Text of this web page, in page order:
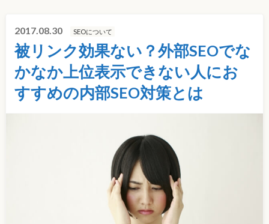
2017.08.30 SEOについて
被リンク効果ない？外部SEOでな
かなか上位表示できない人にお
すすめの内部SEO対策とは